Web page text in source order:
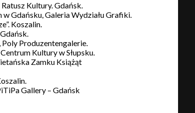
Kultury. Gdańsk.
w Gdańsku, Galeria Wydziału Grafiki.
Koszalin.
Produzentengalerie.
Kultury w Słupsku.
Zamku Książąt
Gallery – Gdańsk